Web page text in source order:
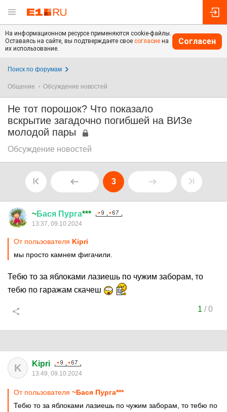
На информационном ресурсе применяются cookie-файлы.
Оставаясь на сайте, вы подтверждаете свое согласие на
их использование.
Согласен
Поиск по форумам
Общение Обсуждение новостей
Не тот порошок? Что показало
вскрытие загадочно погибшей на ВИЗе
молодой пары
Обсуждение новостей
3
~Бася Пурга***
13:37, 09.10.2024
От пользователя Kipri
мы просто камнем фигачили.
Тебю то за яблоками лазиешь по чужим заборам, то
тебю по гаражам скачеш
1 /0
K Kipri
13:49, 09.10.2024
От пользователя ~Бася Пурга***
Тебю то за яблоками лазиешь по чужим заборам, то тебю по